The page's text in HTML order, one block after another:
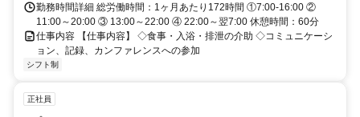
勤務時間詳細 総労働時間：1ヶ月あたり172時間 ①7:00‐16:00 ②
11:00～20:00 ③ 13:00～22:00 ④ 22:00～翌7:00 休憩時間：60分
仕事内容 【仕事内容】 ◇食事・入浴・排泄の介助 ◇コミュニケーシ
ョン、記録、カンファレンスへの参加
シフト制
正社員